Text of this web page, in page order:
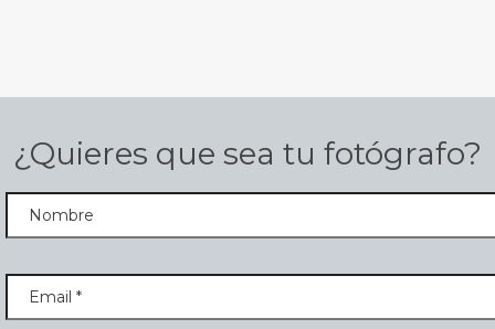
¿Quieres que sea tu fotógrafo?